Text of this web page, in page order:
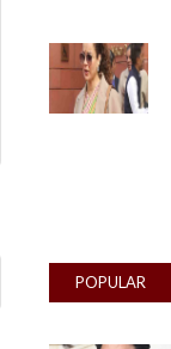
POPULAR